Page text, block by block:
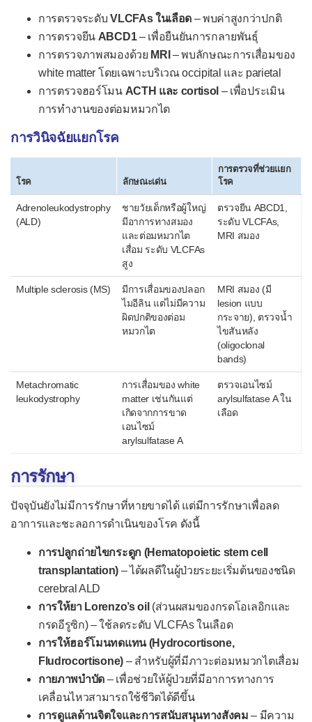
กลุ่มอาการเซลลาว่างเปล่า
โรคต่อมใต้สมองไม่ทำงาน
โรคเบาหวานชนิดที่ 2
โรคแอดดิสัน
ระบบตา
โรคกระจกตาฝ่อ
โรคกระจกตาย้วย
โรคจอตาเสื่อม
โรคต้อกระจก
โรคต้อหิน
โรคศูนย์กลางจอตาเสื่อม
โรคกล่องเสียงเสื่อมตามวัย
โรคประสาทหูเสื่อมตามวัย
โรคมีเนียร์
โรคเยื่อจมูกอักเสบฝ่อ
โรคหินปูนเกาะกระดูกหู
หลายระบบ
โรคอะไมลอยโดสิส
โรคเอแอลดี
การตรวจระดับVLCFAs ในเลือด – พบค่าสูงกว่าปกติ
การตรวจยีน ABCD1– เพื่อยืนยันการกลายพันธุ์
การตรวจภาพสมองด้วย MRI – พบลักษณะการเสื่อมของ
white matter โดยเฉพาะบริเวณ occipital และ parietal
การตรวจฮอร์โมน ACTH และ cortisol – เพื่อประเมิน
การทำงานของต่อมหมวกไต
การวินิจฉัยแยกโรค
โรค ลักษณะเด่น
การตรวจที่ช่วยแยก
โรค
Adrenoleukodystrophy
(ALD)
ชายวัยเด็กหรือผู้ใหญ่
มีอาการทางสมอง
และต่อมหมวกไต
เสื่อม ระดับ VLCFAs
สูง
ตรวจยีน ABCD1,
ระดับ VLCFAs,
MRI สมอง
Multiple sclerosis (MS)
มีการเสื่อมของปลอก
ไมอีลิน แต่ไม่มีความ
ผิดปกติของต่อม
หมวกไต
MRI สมอง (มี
lesion แบบ
กระจาย), ตรวจน้ำ
ไขสันหลัง
(oligoclonal
bands)
Metachromatic
leukodystrophy
การเสื่อมของ white
matter เช่นกันแต่
เกิดจากการขาด
เอนไซม์
arylsulfatase A
ตรวจเอนไซม์
arylsulfatase A ใน
เลือด
การรักษา
ปัจจุบันยังไม่มีการรักษาที่หายขาดได้ แต่มีการรักษาเพื่อลด
อาการและชะลอการดำเนินของโรค ดังนี้
การปลูกถ่ายไขกระดูก (Hematopoietic stem cell
transplantation)– ได้ผลดีในผู้ป่วยระยะเริ่มต้นของชนิด
cerebral ALD
การให้ยา Lorenzo’s oil (ส่วนผสมของกรดโอเลอิกและ
กรดอีรูซิก) – ใช้ลดระดับ VLCFAs ในเลือด
การให้ฮอร์โมนทดแทน (Hydrocortisone,
Fludrocortisone)– สำหรับผู้ที่มีภาวะต่อมหมวกไตเสื่อม
กายภาพบำบัด – เพื่อช่วยให้ผู้ป่วยที่มีอาการทางการ
เคลื่อนไหวสามารถใช้ชีวิตได้ดีขึ้น
การดูแลด้านจิตใจและการสนับสนุนทางสังคม – มีความ